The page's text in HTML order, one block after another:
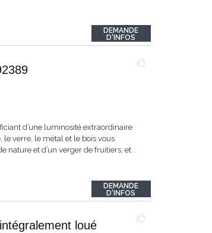
DEMANDE
D'INFOS
d’une luminosité extraordinaire
le verre, le métal et le bois vous
nature et d’un verger de fruitiers, et...
DEMANDE
D'INFOS
loué